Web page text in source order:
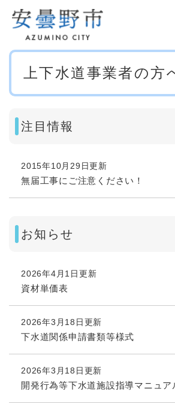
メニューを飛ばして本文
本
上下水道事業者の方
注目情報
2015年10月29日更新
無届工事にご注意ください！
お知らせ
2026年4月1日更新
資材単価表
2026年3月18日更新
下水道関係申請書類等様式
2026年3月18日更新
開発行為等下水道施設指導マニュア